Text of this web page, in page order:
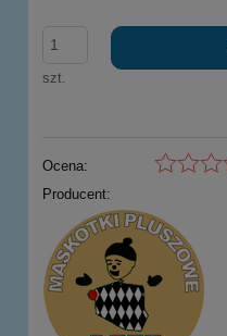
szt.
Ocena:
Producent: